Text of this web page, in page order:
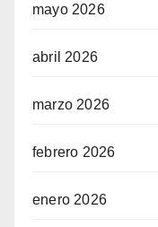
mayo 2026
abril 2026
marzo 2026
febrero 2026
enero 2026